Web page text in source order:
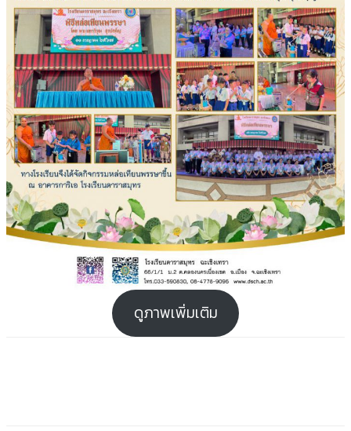
ดูภาพเพิ่มเติม